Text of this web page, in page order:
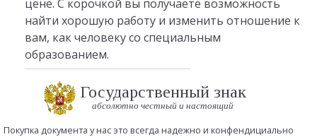
цене. С корочкой вы получаете возможность
найти хорошую работу и изменить отношение к
вам, как человеку со специальным
образованием.
Государственный знак
абсолютно честный и настоящий
Покупка документа у нас это всегда надежно и конфендициально